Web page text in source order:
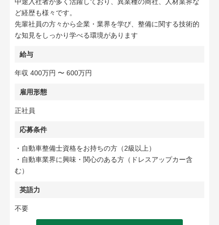
ど経歴も様々です。
先輩社員の方々から企業・業界を学び、整備に関する技術的
な知見をしっかり学べる環境があります
給与
年収 400万円 〜 600万円
雇用形態
正社員
応募条件
・自動車整備士資格をお持ちの方（2級以上）
・自動車業界に興味・関心のある方（ドレスアップカー含
む）
英語力
不要